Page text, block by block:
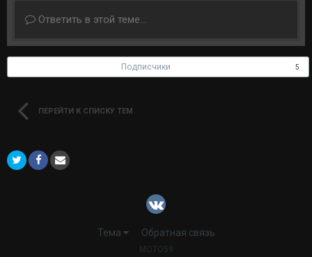
Ответить в этой теме...
Подписчики 5
ПЕРЕЙТИ К СПИСКУ ТЕМ
Тема Обратная связь
MOTO59